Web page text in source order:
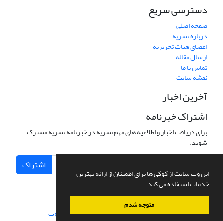
این وب سایت از کوکی ها برای اطمینان از ارائه بهترین
خدمات استفاده می کند.
متوجه شدم
دسترسی سریع
صفحه اصلی
درباره نشریه
اعضای هیات تحریریه
ارسال مقاله
تماس با ما
نقشه سایت
آخرین اخبار
اشتراک خبرنامه
برای دریافت اخبار و اطلاعیه های مهم نشریه در خبرنامه نشریه مشترک
شوید.
اشتراک
سامانه مدیریت نشریات علمی.طراحی و پیاده سازی از سیناوب